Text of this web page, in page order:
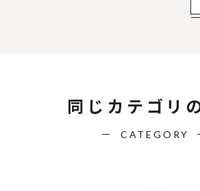
同じカテゴリ
CATEGORY